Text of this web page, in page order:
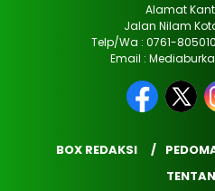
Alamat
Jalan Nilam
Telp/Wa : 0761-
Email :
BOX REDAKSI